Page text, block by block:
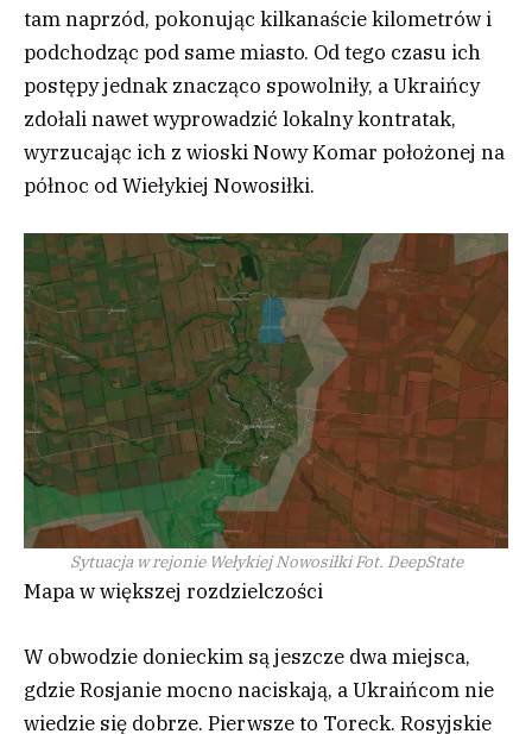
tam naprzód, pokonując kilkanaście kilometrów i
podchodząc pod same miasto. Od tego czasu ich
postępy jednak znacząco spowolniły, a Ukraińcy
zdołali nawet wyprowadzić lokalny kontratak,
wyrzucając ich z wioski Nowy Komar położonej na
północ od Wiełykiej Nowosiłki.
Sytuacja w rejonie Wełykiej Nowosiłki Fot. DeepState
Mapa w większej rozdzielczości
W obwodzie donieckim są jeszcze dwa miejsca,
gdzie Rosjanie mocno naciskają, a Ukraińcom nie
wiedzie się dobrze. Pierwsze to Toreck. Rosyjskie